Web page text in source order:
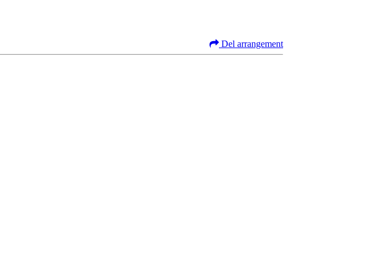
Del arrangement